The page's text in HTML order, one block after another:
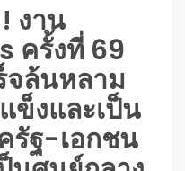
งาน
ครั้งที่ 69
จล้นหลาม
ข็งและเป็น
รัฐ-เอกชน